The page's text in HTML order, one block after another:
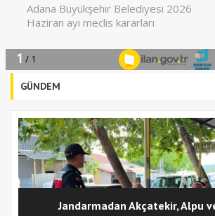
GÜNDEM
Jandarmadan Akçatekir, Alpu ve